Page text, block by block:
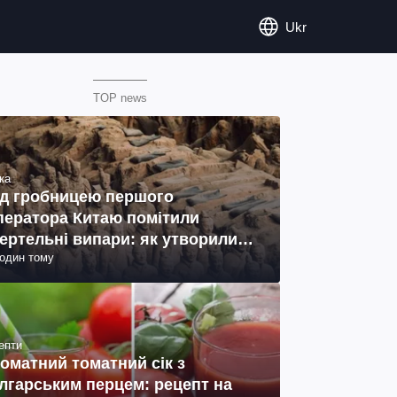
Ukr
TOP news
гробницею першого
Китаю помітили
випари: як утворились
тому
томатний сік з
перцем: рецепт на